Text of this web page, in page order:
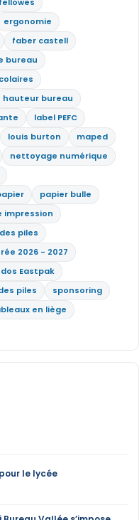
ergonomie
faber castell
bureau
hauteur bureau
label PEFC
louis burton
maped
nettoyage numérique
papier bulle
impression
piles
2026 - 2027
Eastpak
piles
sponsoring
en liège
le lycée